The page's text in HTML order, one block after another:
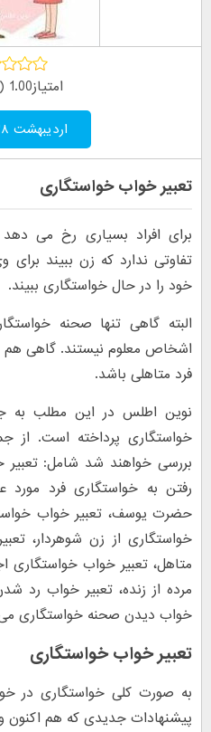
امتیاز1.00 ( 1 رای )
اردیبهشت ۲۸, ۱۳۹۹
تعبیر خواب خواستگاری
برای افراد بسیاری رخ می
تفاوتی ندارد که زن ببیند
خود را در حال خواستگاری ببیند.
البته گاهی تنها صحنه
اشخاص معلوم نیستند. گاهی
فرد متاهلی باشد.
نوین اطلس در این مطلب به
خواستگاری پرداخته است. از
بررسی خواهند شد شامل: تعبیر
رفتن به خواستگاری فرد مورد
حضرت یوسف، تعبیر خواب
خواستگاری از زن شوهردار،
متاهل، تعبیر خواب خواستگاری
مرده از زنده، تعبیر خواب رد
خواب دیدن صحنه خواستگاری
تعبیر خواب خواستگاری
به صورت کلی خواستگاری در
پیشنهادات جدیدی که هم اکنون و